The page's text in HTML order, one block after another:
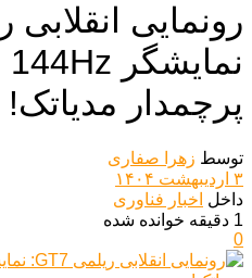
پرچمدار مدیاتک!
توسط زهرا صفاری
۳ اردیبهشت ۱۴۰۴
داخل اخبار فناوری
1 دقیقه خوانده شده
0